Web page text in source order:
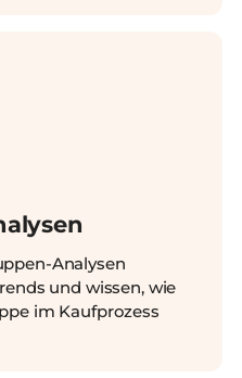
Analysen
und wissen, wie
im Kaufprozess